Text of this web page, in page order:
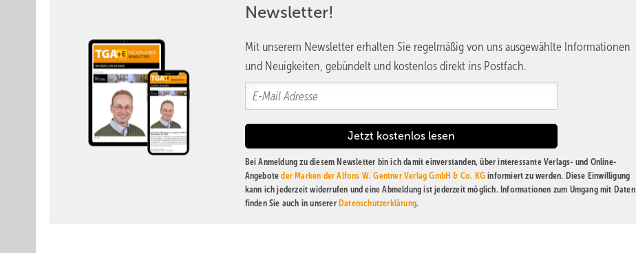
Newsletter!
Mit unserem Newsletter erhalten Sie regelmäßig von uns ausgewählte Informationen
und Neuigkeiten, gebündelt und kostenlos direkt ins Postfach.
Bei Anmeldung zu diesem Newsletter bin ich damit einverstanden, über interessante Verlags- und Online-
Angeboteder Marken der Alfons W. Gentner Verlag GmbH & Co. KG informiert zu werden. Diese Einwilligung
kann ich jederzeit widerrufen und eine Abmeldung ist jederzeit möglich. Informationen zum Umgang mit Daten
finden Sie auch in unserer Datenschutzerklärung.